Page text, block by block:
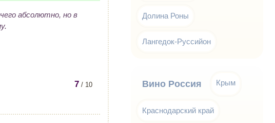
абсолютно, но в
7 / 10
Долина Роны
Лангедок-Руссийон
Вино Россия Крым
Краснодарский край